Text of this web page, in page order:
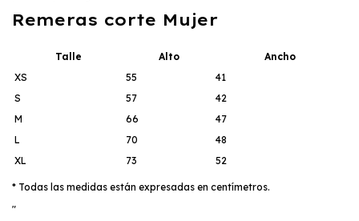
Remeras corte Mujer
Talle Alto
Ancho
XS
55
41
S
57
42
M
66
47
L
70
48
XL
73 52
* Todas las medidas están expresadas en centímetros.
"